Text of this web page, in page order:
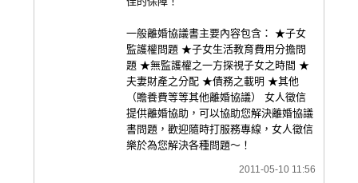
一般離婚協議書主要內容包含： ★子女
監護權問題 ★子女生活教育費用分擔問
題 ★無監護權之一方探視子女之時間 ★
夫妻財產之分配 ★債務之載明 ★其他
（贍養費等等其他離婚協議） 女人徵信
提供離婚協助，可以協助您解決離婚協議
書問題，歡迎隨時打服務專線，女人徵信
樂於為您解決各種問題～！
2011-05-10 11:56